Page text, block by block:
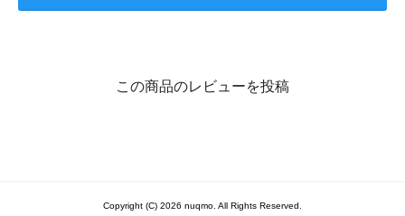
この商品のレビューを投稿
Copyright (C) 2026 nuqmo. All Rights Reserved.